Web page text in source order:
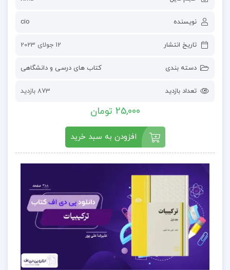
نویسنده cio
تاریخ انتشار 12 جولای 2023
دسته بندی کتاب های درسی و دانشگاهی
تعداد بازدید 873 بازدید
25,000 تومان
افزودن به سبد خرید